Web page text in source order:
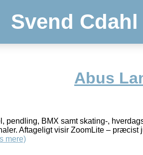
Svend Cdahl
Abus
pendling, BMX samt skating-,
Aftageligt visir ZoomLite – præcist
mere)